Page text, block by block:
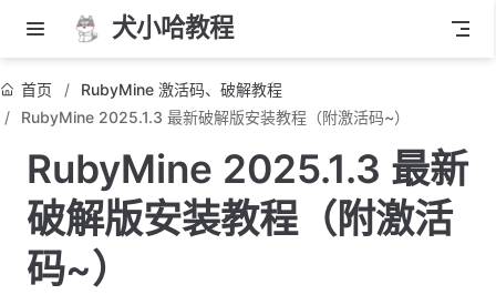
犬小哈教程
首页
RubyMine 激活码、破解教程
RubyMine 2025.1.3 最新破解版安装教程（附激活码~）
RubyMine 2025.1.3 最新
破解版安装教程（附激活
码~）